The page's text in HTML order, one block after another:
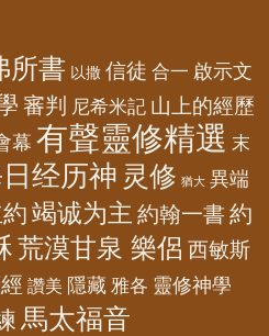
所書 以撒 信徒 合一 啟示文
審判 尼希米記 山上的經歷
幕 有聲靈修精選 末
经历神 灵修 猶大 異端
竭诚为主 約翰一書 約
荒漠甘泉 樂侶 西敏斯
讚美 隱藏 雅各 靈修神學
馬太福音